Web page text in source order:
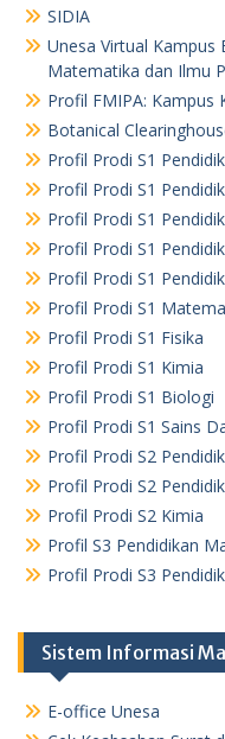
SIDIA
Unesa Virtual Kampus
Matematika dan Ilmu
Profil FMIPA: Kampus
Botanical
Profil Prodi S1
Profil Prodi S1
Profil Prodi S1
Profil Prodi S1
Profil Prodi S1
Profil Prodi S1
Profil Prodi S1 Fisika
Profil Prodi S1 Kimia
Profil Prodi S1 Biologi
Profil Prodi S1 Sains
Profil Prodi S2
Profil Prodi S2
Profil Prodi S2 Kimia
Profil S3 Pendidikan
Profil Prodi S3
Sistem Informasi
E-office Unesa